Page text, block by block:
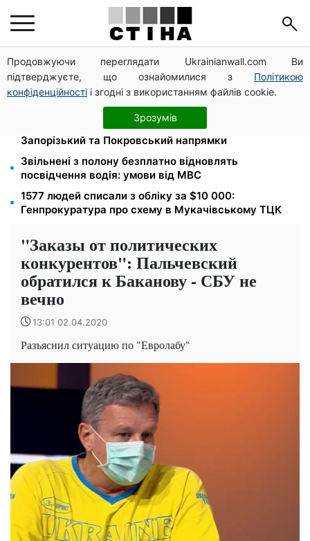
Продовжуючи переглядати Ukrainianwall.com Ви
підтверджуєте, що ознайомилися з Політикою
конфіденційності і згодні з використанням файлів cookie.
Зрозумів
Новий знак на центральній вулиці: водіям
вантажівок заборонили зупинку — штраф до 680
грн
Мавіки, зарядні станції та апарати для реанімації:
Християнський корпус передав вантаж на
Запорізький та Покровський напрямки
Звільнені з полону безплатно відновлять
посвідчення водія: умови від МВС
1577 людей списали з обліку за $10 000:
Генпрокуратура про схему в Мукачівському ТЦК
"Заказы от политических
конкурентов": Пальчевский
обратился к Баканову - СБУ не
вечно
13:01 02.04.2020
Разъяснил ситуацию по "Евролабу"